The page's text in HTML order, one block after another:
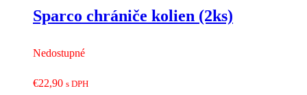
Sparco chrániče kolien (2ks)
Nedostupné
€22,90 s DPH